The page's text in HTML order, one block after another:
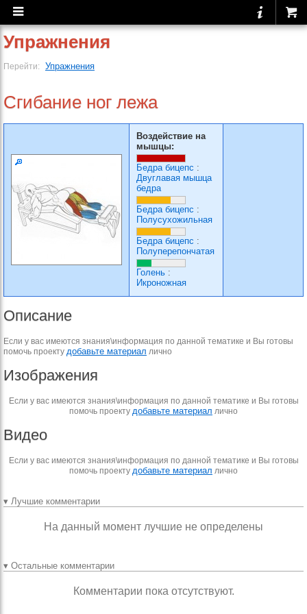
Упражнения
Перейти: Упражнения
Сгибание ног лежа
Воздействие на
мышцы:
Бедра бицепс :
Двуглавая мышца
бедра
Бедра бицепс :
Полусухожильная
Бедра бицепс :
Полуперепончатая
Голень :
Икроножная
Описание
Если у вас имеются знания\информация по данной тематике и Вы готовы
помочь проекту добавьте материал лично
Изображения
Если у вас имеются знания\информация по данной тематике и Вы готовы
помочь проекту добавьте материал лично
Видео
Если у вас имеются знания\информация по данной тематике и Вы готовы
помочь проекту добавьте материал лично
▾ Лучшие комментарии
На данный момент лучшие не определены
▾ Остальные комментарии
Комментарии пока отсутствуют.